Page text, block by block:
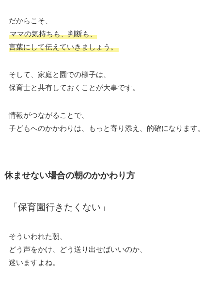
だからこそ、
ママの気持ちも、判断も、
言葉にして伝えていきましょう。
そして、家庭と園での様子は、
保育士と共有しておくことが大事です。
情報がつながることで、
子どもへのかかわりは、もっと寄り添え、的確になります。
休ませない場合の朝のかかわり方
「保育園行きたくない」
そういわれた朝、
どう声をかけ、どう送り出せばいいのか、
迷いますよね。